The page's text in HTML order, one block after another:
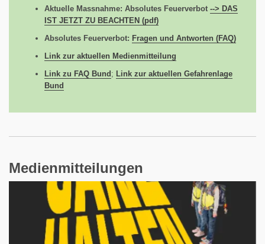
Aktuelle Massnahme: Absolutes Feuerverbot --> DAS
IST JETZT ZU BEACHTEN (pdf)
Absolutes Feuerverbot: Fragen und Antworten (FAQ)
Link zur aktuellen Medienmitteilung
Link zu FAQ Bund ; Link zur aktuellen Gefahrenlage
Bund
Medienmitteilungen